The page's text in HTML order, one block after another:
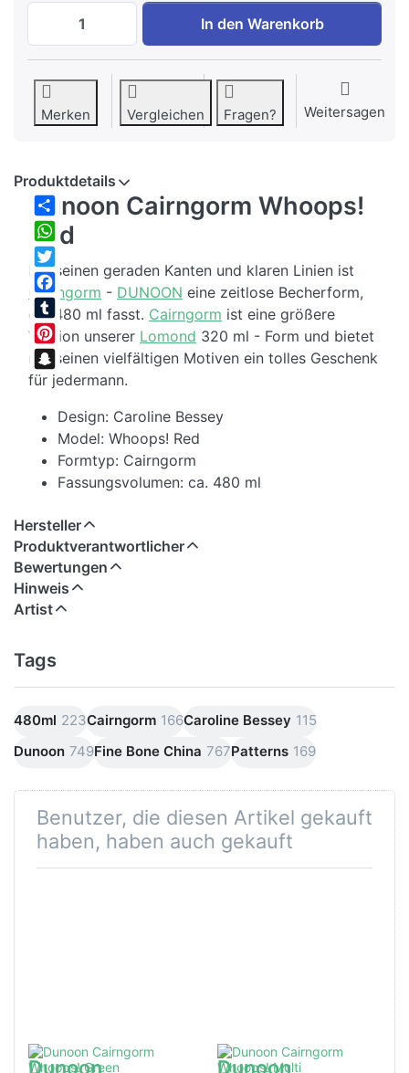
Dunoon Cairngorm Whoops! Red zu
In den Warenkorb
Merken Vergleichen Fragen? Weitersagen
Share
WhatsApp
Twitter
Facebook
Tumblr
Pinterest
Snapchat
Produktdetails
Dunoon Cairngorm Whoops!
Red
Mit seinen geraden Kanten und klaren Linien ist
Cairngorm - DUNOON eine zeitlose Becherform,
die 480 ml fasst. Cairngorm ist eine größere
Version unserer Lomond 320 ml - Form und bietet
mit seinen vielfältigen Motiven ein tolles Geschenk
für jedermann.
Design: Caroline Bessey
Model: Whoops! Red
Formtyp: Cairngorm
Fassungsvolumen: ca. 480 ml
Hersteller
Produktverantwortlicher
Bewertungen
Hinweis
Artist
Tags
480ml 223Cairngorm 166Caroline Bessey 115
Dunoon 749Fine Bone China 767Patterns 169
Benutzer, die diesen Artikel gekauft
haben, haben auch gekauft
Dunoon Dunoon